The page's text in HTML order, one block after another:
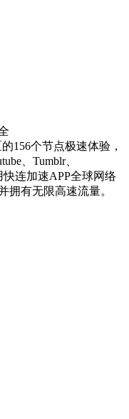
156个节点极速体验，
、Tumblr、
快连加速APP全球网络
拥有无限高速流量。